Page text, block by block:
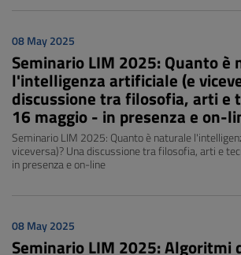
08 May 2025
Seminario LIM 2025: Quanto è
l'intelligenza artificiale (e
discussione tra filosofia, arti e
16 maggio - in presenza e on-
Seminario LIM 2025: Quanto è naturale
viceversa)? Una discussione tra filosofia, arti e
in presenza e on-line
08 May 2025
Seminario LIM 2025: Algoritmi